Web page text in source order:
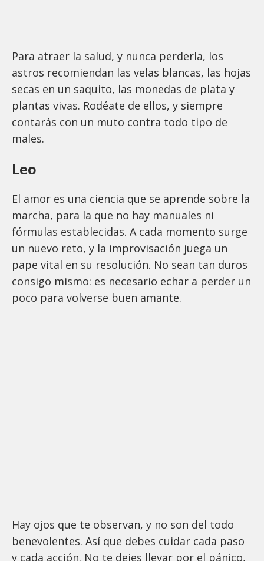
Para atraer la salud, y nunca perderla, los
astros recomiendan las velas blancas, las hojas
secas en un saquito, las monedas de plata y
plantas vivas. Rodéate de ellos, y siempre
contarás con un muto contra todo tipo de
males.
Leo
El amor es una ciencia que se aprende sobre la
marcha, para la que no hay manuales ni
fórmulas establecidas. A cada momento surge
un nuevo reto, y la improvisación juega un
pape vital en su resolución. No sean tan duros
consigo mismo: es necesario echar a perder un
poco para volverse buen amante.
Hay ojos que te observan, y no son del todo
benevolentes. Así que debes cuidar cada paso
y cada acción. No te dejes llevar por el pánico,